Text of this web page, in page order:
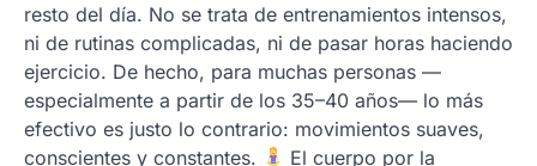
resto del día. No se trata de entrenamientos intensos,
ni de rutinas complicadas, ni de pasar horas haciendo
ejercicio. De hecho, para muchas personas —
especialmente a partir de los 35–40 años— lo más
efectivo es justo lo contrario: movimientos suaves,
conscientes y constantes.
El cuerpo por la